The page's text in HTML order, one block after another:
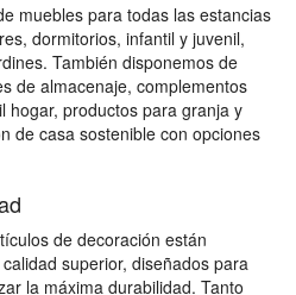
muebles para todas las estancias
dormitorios, infantil y juvenil,
También disponemos de
de almacenaje, complementos
hogar, productos para granja y
de casa sostenible con opciones
de decoración están
superior, diseñados para
la máxima durabilidad. Tanto